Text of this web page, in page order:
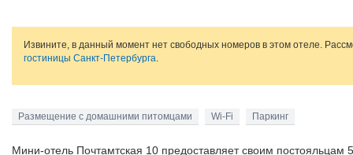
Извините, в данный момент нет свободных номеров в этом отеле.
гостиницы Санкт-Петербурга.
Размещение с домашними питомцами Wi-Fi Паркинг
Мини-отель Почтамтская 10 предоставляет своим постояльцам